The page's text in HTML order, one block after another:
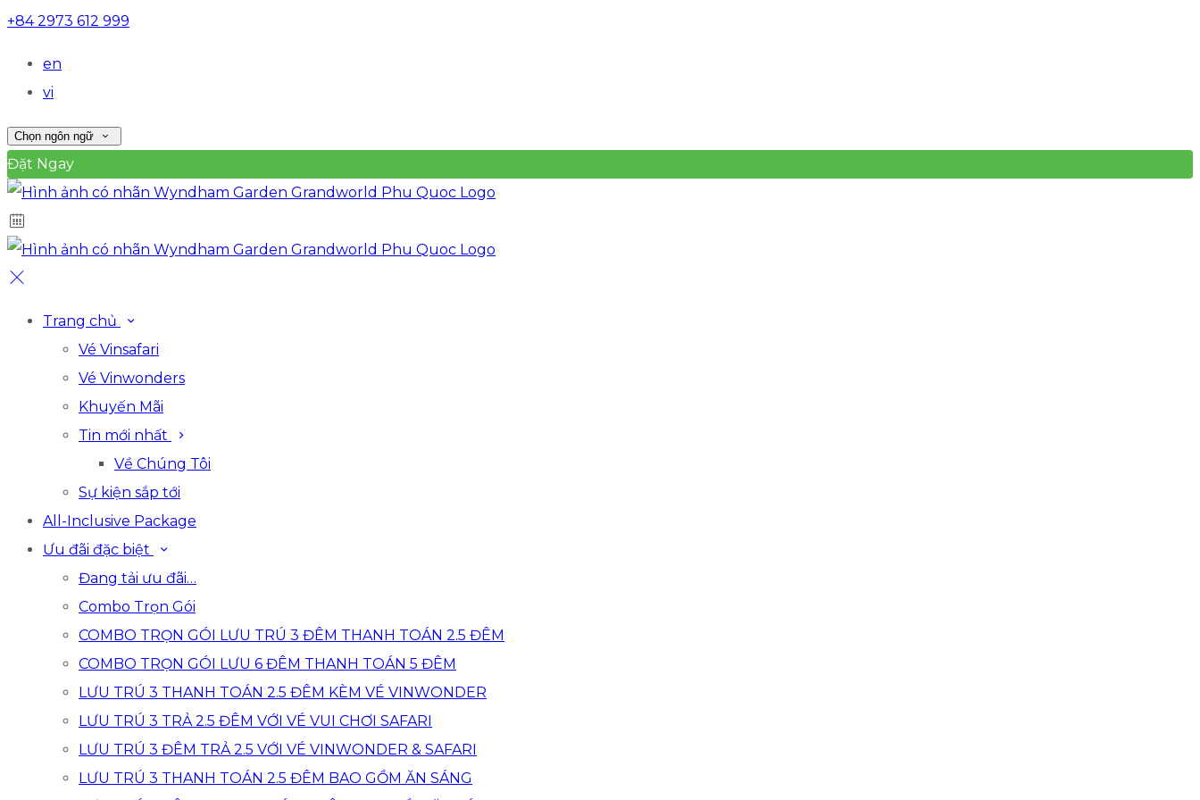
+84 2973 612 999
en
vi
Chọn ngôn ngữ
Đặt Ngay
Trang chủ
Vé Vinsafari
Vé Vinwonders
Khuyến Mãi
Tin mới nhất
Về Chúng Tôi
Sự kiện sắp tới
All-Inclusive Package
Ưu đãi đặc biệt
Đang tải ưu đãi…
Combo Trọn Gói
COMBO TRỌN GÓI LƯU TRÚ 3 ĐÊM THANH TOÁN 2.5 ĐÊM
COMBO TRỌN GÓI LƯU 6 ĐÊM THANH TOÁN 5 ĐÊM
LƯU TRÚ 3 THANH TOÁN 2.5 ĐÊM KÈM VÉ VINWONDER
LƯU TRÚ 3 TRẢ 2.5 ĐÊM VỚI VÉ VUI CHƠI SAFARI
LƯU TRÚ 3 ĐÊM TRẢ 2.5 VỚI VÉ VINWONDER & SAFARI
LƯU TRÚ 3 THANH TOÁN 2.5 ĐÊM BAO GỒM ĂN SÁNG